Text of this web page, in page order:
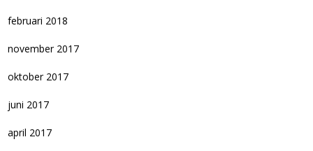
februari 2018
november 2017
oktober 2017
juni 2017
april 2017